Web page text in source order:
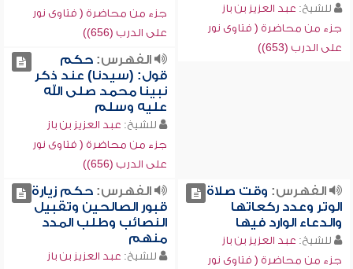
للشيخ: عبد العزيز بن باز
جزء من محاضرة ( فتاوى نور
على الدرب (653))
جزء من محاضرة ( فتاوى نور
على الدرب (656))
الفهرس:حكم
قول: (سيدنا) عند ذكر
نبينا محمد صلى الله
عليه وسلم
للشيخ: عبد العزيز بن باز
جزء من محاضرة ( فتاوى نور
على الدرب (656))
الفهرس: وقت صلاة
الوتر وعدد ركعاتها
والدعاء الوارد فيها
للشيخ: عبد العزيز بن باز
جزء من محاضرة ( فتاوى نور
الفهرس:حكم زيارة
قبور الصالحين وتقبيل
النصائب وطلب المدد
منهم
للشيخ: عبد العزيز بن باز